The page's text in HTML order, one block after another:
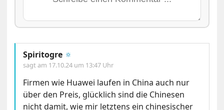
Spiritogre 🔅
sagt am 17.10.24 um 13:47 Uhr
Firmen wie Huawei laufen in China auch nur
über den Preis, glücklich sind die Chinesen
nicht damit, wie mir letztens ein chinesischer